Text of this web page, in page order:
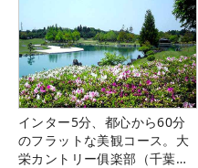
インター5分、都心から60分
のフラットな美観コース。大
栄カントリー俱楽部（千葉